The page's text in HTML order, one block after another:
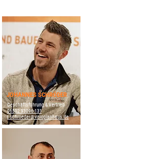
JOHANNES SCHRÖDER
Geschäftsführung & Vertrieb
06502 93096-131
j.schroeder@visioplanhaus.de